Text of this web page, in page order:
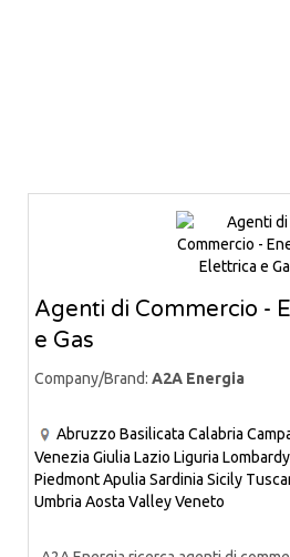
Agenti di Commercio -
e Gas
Company/Brand: A2A Energia
Abruzzo Basilicata Calabria
Venezia Giulia Lazio Liguria Lombardy
PiedmontApulia Sardinia Sicily
Umbria Aosta ValleyVeneto